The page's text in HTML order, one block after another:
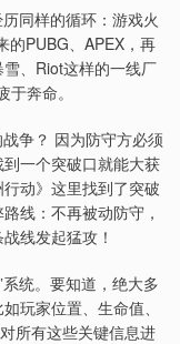
同样的循环：游戏火
PUBG、APEX，再
、Riot这样的一线厂
奔命。
争？ 因为防守方必须
一个突破口就能大获
动》这里找到了突破
线：不再被动防守，
线发起猛攻！
统。要知道，绝大多
玩家位置、生命值、
所有这些关键信息进